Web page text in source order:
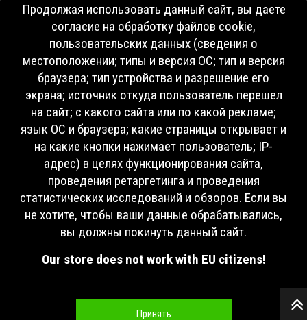
Продолжая использовать данный сайт, вы даете
согласие на обработку файлов cookie,
пользовательских данных (сведения о
местоположении; типы и версия ОС; тип и версия
браузера; тип устройства и разрешение его
экрана; источник откуда пользователь перешел
на сайт; с какого сайта или по какой рекламе;
язык ОС и браузера; какие страницы открывает и
на какие кнопки нажимает пользователь; IP-
адрес) в целях функционирования сайта,
проведения ретаргетинга и проведения
статистических исследований и обзоров. Если вы
не хотите, чтобы ваши данные обрабатывались,
вы должны покинуть данный сайт.
Our store does not work with EU citizens!